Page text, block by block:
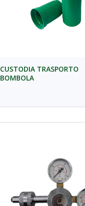
CUSTODIA TRASPORTO
BOMBOLA